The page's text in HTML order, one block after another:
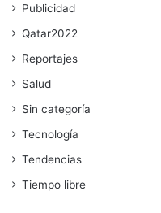
Publicidad
Qatar2022
Reportajes
Salud
Sin categoría
Tecnología
Tendencias
Tiempo libre